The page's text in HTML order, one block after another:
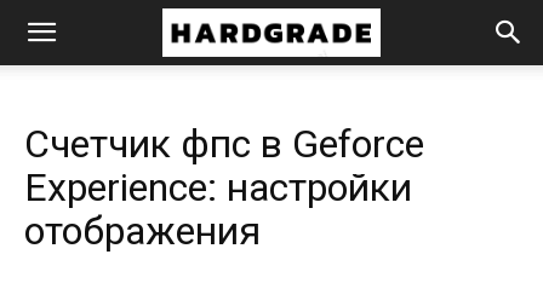
HardGrade
Счетчик фпс в Geforce
Experience: настройки
отображения